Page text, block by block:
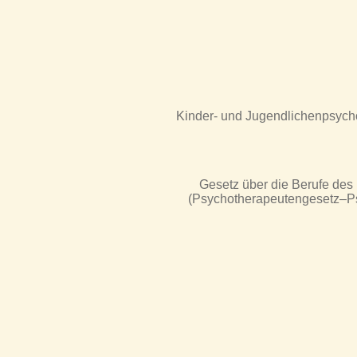
Kinder- und
Gesetz über die Berufe